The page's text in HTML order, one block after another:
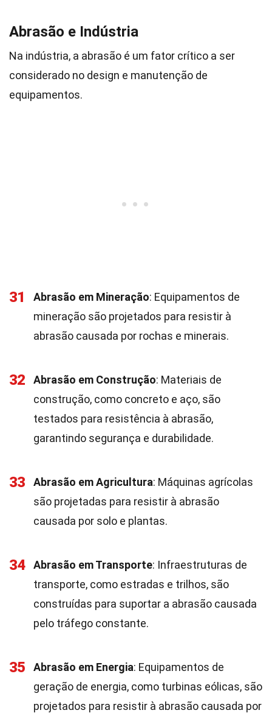
Abrasão e Indústria
Na indústria, a abrasão é um fator crítico a ser
considerado no design e manutenção de
equipamentos.
31 Abrasão em Mineração: Equipamentos de
mineração são projetados para resistir à
abrasão causada por rochas e minerais.
32 Abrasão em Construção: Materiais de
construção, como concreto e aço, são
testados para resistência à abrasão,
garantindo segurança e durabilidade.
33 Abrasão em Agricultura: Máquinas agrícolas
são projetadas para resistir à abrasão
causada por solo e plantas.
34 Abrasão em Transporte: Infraestruturas de
transporte, como estradas e trilhos, são
construídas para suportar a abrasão causada
pelo tráfego constante.
35 Abrasão em Energia: Equipamentos de
geração de energia, como turbinas eólicas, são
projetados para resistir à abrasão causada por